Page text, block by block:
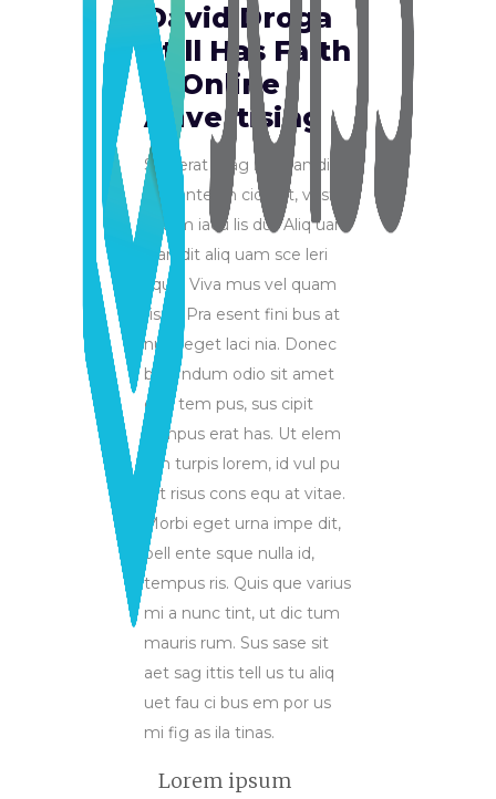
David Droga
Still Has Faith
in Online
Advertising
Sed erat mag na, blan dit
nec ante tin cid unt, vest
ibuum iacu lis dui. Aliq uam
blan dit aliq uam sce leri
sque. Viva mus vel quam
risus. Pra esent fini bus at
nulla eget laci nia. Donec
bibe ndum odio sit amet
erat tem pus, sus cipit
tempus erat has. Ut elem
um turpis lorem, id vul pu
tat risus cons equ at vitae.
Morbi eget urna impe dit,
pell ente sque nulla id,
tempus ris. Quis que varius
mi a nunc tint, ut dic tum
mauris rum. Sus sase sit
aet sag ittis tell us tu aliq
uet fau ci bus em por us
mi fig as ila tinas.
Lorem ipsum